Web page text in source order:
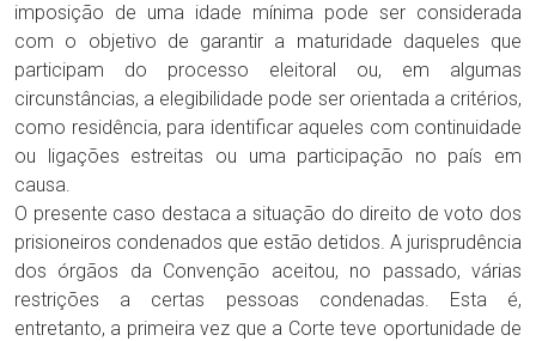
imposição de uma idade mínima pode ser considerada
com o objetivo de garantir a maturidade daqueles que
participam do processo eleitoral ou, em algumas
circunstâncias, a elegibilidade pode ser orientada a critérios,
como residência, para identificar aqueles com continuidade
ou ligações estreitas ou uma participação no país em
causa.
O presente caso destaca a situação do direito de voto dos
prisioneiros condenados que estão detidos. A jurisprudência
dos órgãos da Convenção aceitou, no passado, várias
restrições a certas pessoas condenadas. Esta é,
entretanto, a primeira vez que a Corte teve oportunidade de